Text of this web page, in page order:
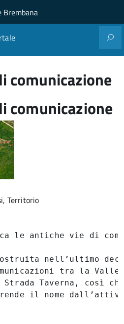
principale
Brembana
comunicazione
comunicazione
Territorio
le antiche vie di
nell’ultimo
tra la
Strada Taverna, così
il nome